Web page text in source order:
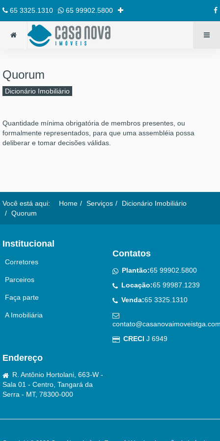
65 3325.1310 65 99902.5800
Quorum
Dicionário Imobiliário
Quantidade mínima obrigatória de membros presentes, ou
formalmente representados, para que uma assembléia possa
deliberar e tomar decisões válidas.
Você está aqui: Home Serviços
Dicionário Imobiliário
Quorum
Institucional
Corretores
Parceiros
Faça parte
A Imobiliária
Contatos
Plantão:65 99902.5800
Locação:65 99987.1239
Venda:65 3325.1310
CRECI J 6949
Endereço
R. Antônio Hortolani, 663-W -
Sala 01 - Centro, Tangará da
Serra - MT, 78300-000